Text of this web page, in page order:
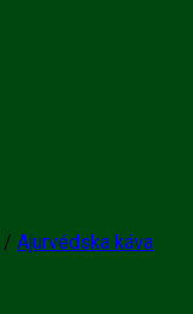
/ Ajurvédska káva